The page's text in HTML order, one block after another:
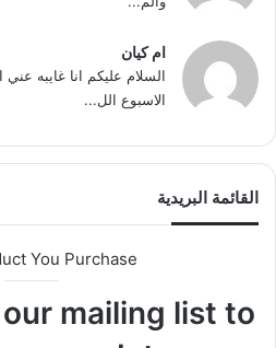
ام كيان
السلام عليكم انا غايبه
الاسبوع الل...
القائمة البريدية
You Purchase
mailing list to